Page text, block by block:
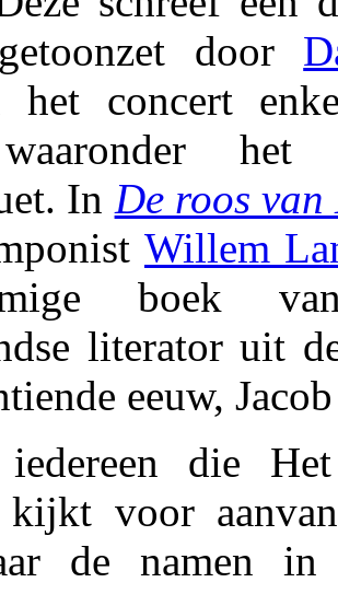
door
het concert
het
In De roos van
Willem
boek
literator uit
eeuw,
die Het
kijkt voor
de namen in